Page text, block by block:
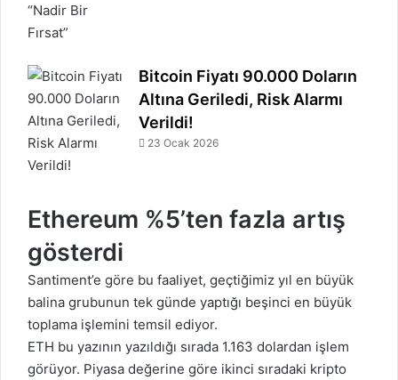
Bitcoin Fiyatı 90.000 Doların
Altına Geriledi, Risk Alarmı
Verildi!
23 Ocak 2026
Ethereum %5’ten fazla artış
gösterdi
Santiment’e göre bu faaliyet, geçtiğimiz yıl en büyük
balina grubunun tek günde yaptığı beşinci en büyük
toplama işlemini temsil ediyor.
ETH bu yazının yazıldığı sırada 1.163 dolardan işlem
görüyor. Piyasa değerine göre ikinci sıradaki kripto